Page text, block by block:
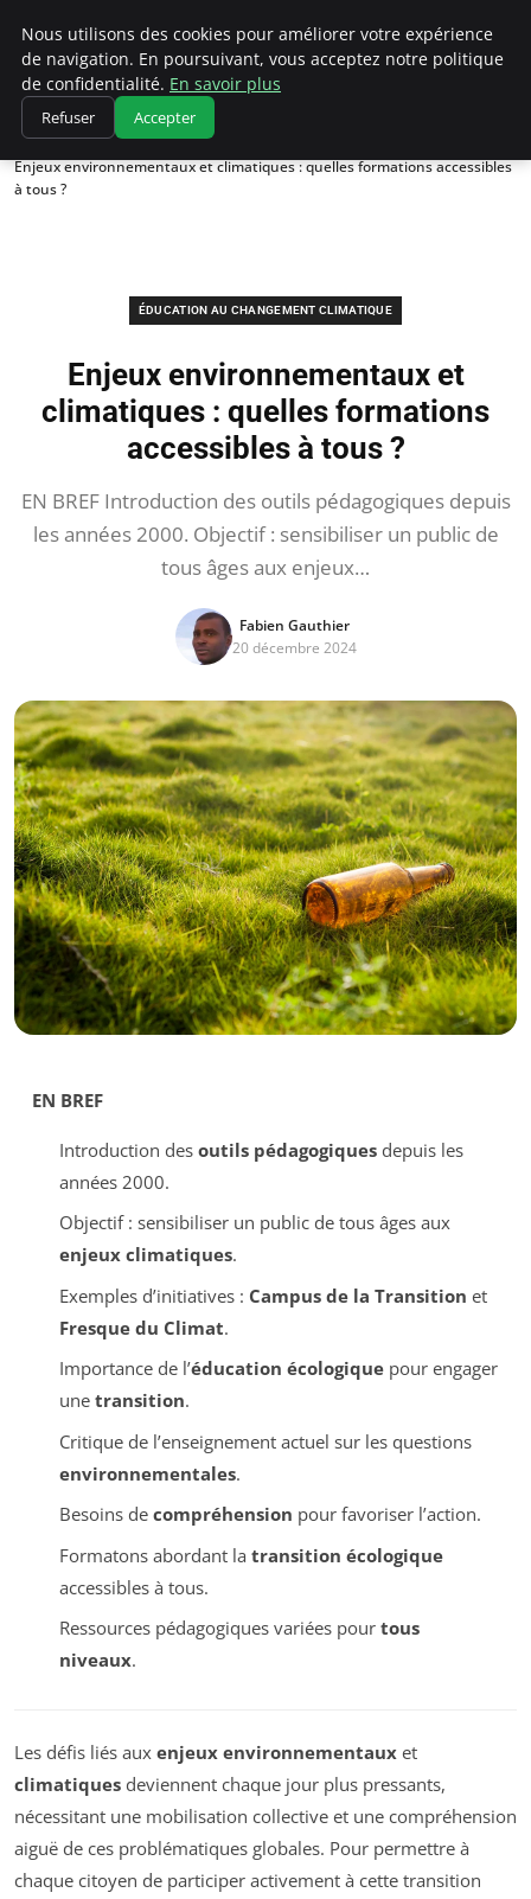
Climatedebtagents
Accueil
Éducation au changement climatique
Enjeux environnementaux et climatiques : quelles formations accessibles
à tous ?
ÉDUCATION AU CHANGEMENT CLIMATIQUE
Enjeux environnementaux et
climatiques : quelles formations
accessibles à tous ?
EN BREF Introduction des outils pédagogiques depuis
les années 2000. Objectif : sensibiliser un public de
tous âges aux enjeux…
Fabien Gauthier
20 décembre 2024
EN BREF
Introduction des outils pédagogiquesdepuis les
années 2000.
Objectif : sensibiliser un public de tous âges aux
enjeux climatiques.
Exemples d’initiatives : Campus de la Transition et
Fresque du Climat.
Importance de l’éducation écologiquepour engager
une transition.
Critique de l’enseignement actuel sur les questions
environnementales.
Besoins de compréhension pour favoriser l’action.
Formatons abordant la transition écologique
accessibles à tous.
Ressources pédagogiques variées pour tous
niveaux.
Les défis liés aux enjeux environnementaux et
climatiques deviennent chaque jour plus pressants,
nécessitant une mobilisation collective et une compréhension
aiguë de ces problématiques globales. Pour permettre à
chaque citoyen de participer activement à cette transition
Nous utilisons des cookies pour améliorer votre expérience
de navigation. En poursuivant, vous acceptez notre politique
de confidentialité. En savoir plus
Refuser Accepter